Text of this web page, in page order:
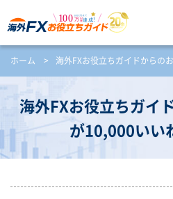
ホーム > 海外FXお役立ちガイドからの
海外FXお役立ちガイ
が10,000いい